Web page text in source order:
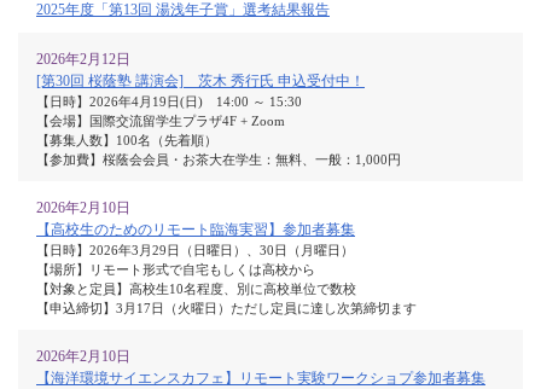
2025年度「第13回 湯浅年子賞」選考結果報告
2026年2月12日
[第30回 桜蔭塾 講演会] 茨木 秀行氏 申込受付中！
【日時】2026年4月19日(日) 14:00 ～ 15:30
【会場】国際交流留学生プラザ4F + Zoom
【募集人数】100名（先着順）
【参加費】桜蔭会会員・お茶大在学生：無料、一般：1,000円
2026年2月10日
【高校生のためのリモート臨海実習】参加者募集
【日時】2026年3月29日（日曜日）、30日（月曜日）
【場所】リモート形式で自宅もしくは高校から
【対象と定員】高校生10名程度、別に高校単位で数校
【申込締切】3月17日（火曜日）ただし定員に達し次第締切ます
2026年2月10日
【海洋環境サイエンスカフェ】リモート実験ワークショプ参加者募集